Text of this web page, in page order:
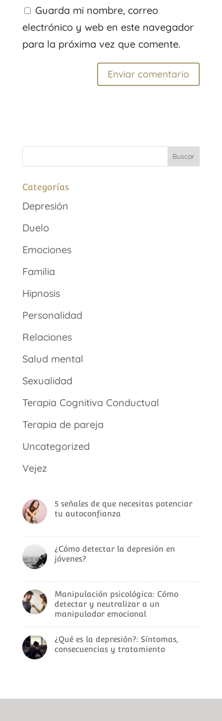
Guarda mi nombre, correo
electrónico y web en este navegador
para la próxima vez que comente.
Categorías
Depresión
Duelo
Emociones
Familia
Hipnosis
Personalidad
Relaciones
Salud mental
Sexualidad
Terapia Cognitiva Conductual
Terapia de pareja
Uncategorized
Vejez
5 señales de que necesitas potenciar
tu autoconfianza
¿Cómo detectar la depresión en
jóvenes?
Manipulación psicológica: Cómo
detectar y neutralizar a un
manipulador emocional
¿Qué es la depresión?: Síntomas,
consecuencias y tratamiento